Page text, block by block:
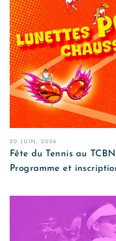
20 JUIN, 2026
Fête du Tennis au
Programme et